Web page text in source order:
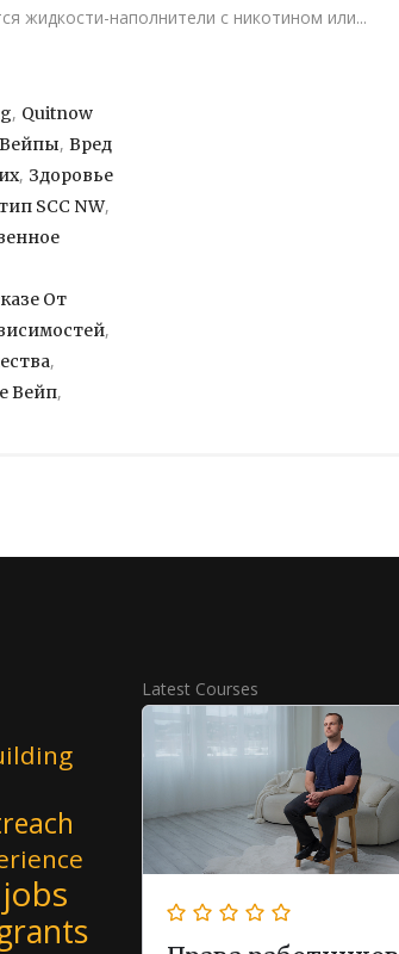
жидкости-наполнители с никотином или...
, Quitnow
Вейпы, Вред
, Здоровье
SCC NW,
От
,
,
Вейп,
jobs
Latest Courses